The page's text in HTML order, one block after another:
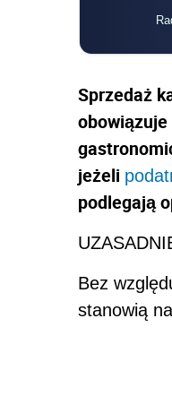
Sprzedaż
jeżeli
podlegają
Bez
stanowią